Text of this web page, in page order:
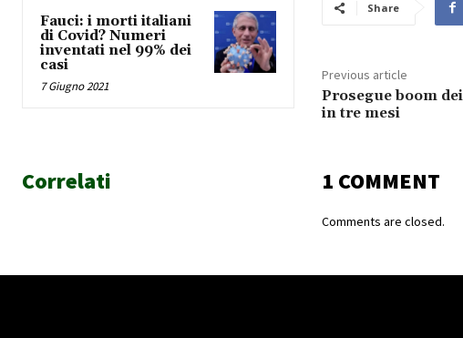
Fauci: i morti italiani
di Covid? Numeri
inventati nel 99% dei
casi
7 Giugno 2021
Share
Previous article
Prosegue boom
in tre mesi
Correlati 1 COMMENT
Comments are closed.